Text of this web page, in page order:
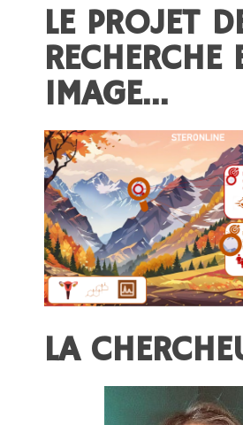
LE PROJET
RECHERCHE
IMAGE…
LA